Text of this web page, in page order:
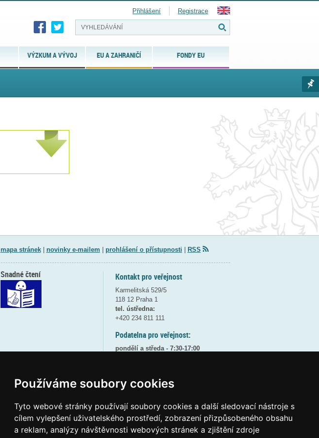
Používáme soubory cookies
Tyto webové stránky používají soubory cookies a další sledovací nástroje s
cílem vylepšení uživatelského prostředí, zobrazení přizpůsobeného obsahu
a reklam, analýzy návštěvnosti webových stránek a zjištění zdroje
VÝZKUM A VÝVOJ EU A ZAHRANIČÍ FONDY EU
Přihlášení Registrace
mapa stránek| novinky e-mailem prohlášení o přístupnosti RSS
Kontakt pro veřejnost
Karmelitská 529/5
118 12 Praha 1
tel. ústředna:
+420 234 811 111
Podatelna pro veřejnost:
pondělí a středa - 7:30-17:00
8:30 - 9:30 - bezpečnostní přestávka
Elektronická podatelna:
posta@msmtgov cz
Snadné čtení